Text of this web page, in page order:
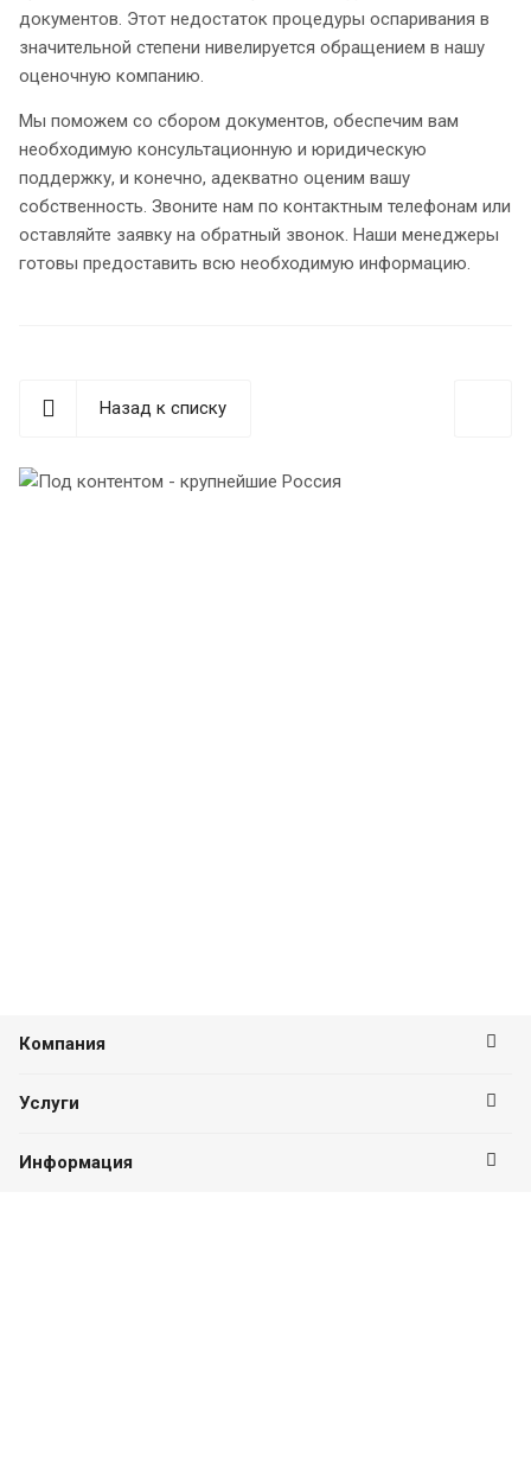
документов. Этот недостаток процедуры оспаривания в
значительной степени нивелируется обращением в нашу
оценочную компанию.
Мы поможем со сбором документов, обеспечим вам
необходимую консультационную и юридическую
поддержку, и конечно, адекватно оценим вашу
собственность. Звоните нам по контактным телефонам или
оставляйте заявку на обратный звонок. Наши менеджеры
готовы предоставить всю необходимую информацию.
Назад к списку
Компания
Услуги
Информация